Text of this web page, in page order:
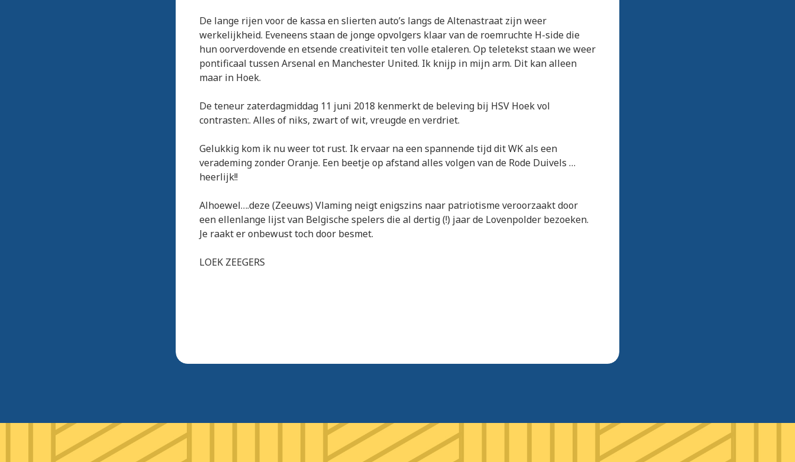
De lange rijen voor de kassa en slierten auto’s langs de Altenastraat zijn weer
werkelijkheid. Eveneens staan de jonge opvolgers klaar van de roemruchte H-side die
hun oorverdovende en etsende creativiteit ten volle etaleren. Op teletekst staan we weer
pontificaal tussen Arsenal en Manchester United. Ik knijp in mijn arm. Dit kan alleen
maar in Hoek.
De teneur zaterdagmiddag 11 juni 2018 kenmerkt de beleving bij HSV Hoek vol
contrasten:. Alles of niks, zwart of wit, vreugde en verdriet.
Gelukkig kom ik nu weer tot rust. Ik ervaar na een spannende tijd dit WK als een
verademing zonder Oranje. Een beetje op afstand alles volgen van de Rode Duivels …
heerlijk!!
Alhoewel….deze (Zeeuws) Vlaming neigt enigszins naar patriotisme veroorzaakt door
een ellenlange lijst van Belgische spelers die al dertig (!) jaar de Lovenpolder bezoeken.
Je raakt er onbewust toch door besmet.
LOEK ZEEGERS